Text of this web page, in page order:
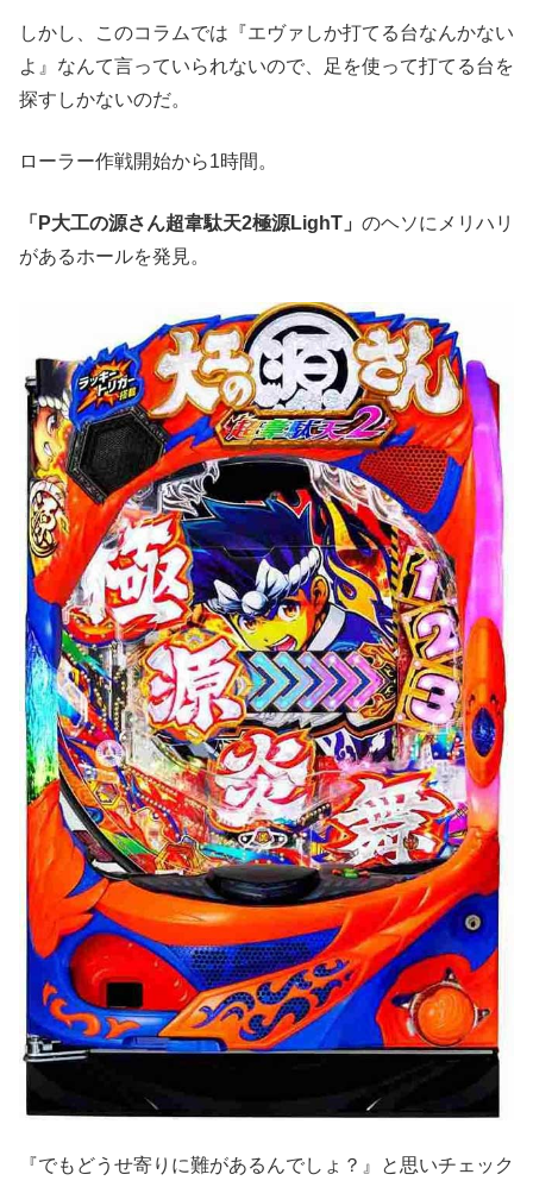
しかし、このコラムでは『エヴァしか打てる台なんかない
よ 』なんて言っていられないので、足を使って打てる台を
探すしかないのだ。
ローラー作戦開始から1時間。
「P大工の源さん超韋駄天2極源LighT」 のヘソに メリハリ
があるホールを発見。
『でもどうせ寄りに難があるんでしょ？』と思いチェック